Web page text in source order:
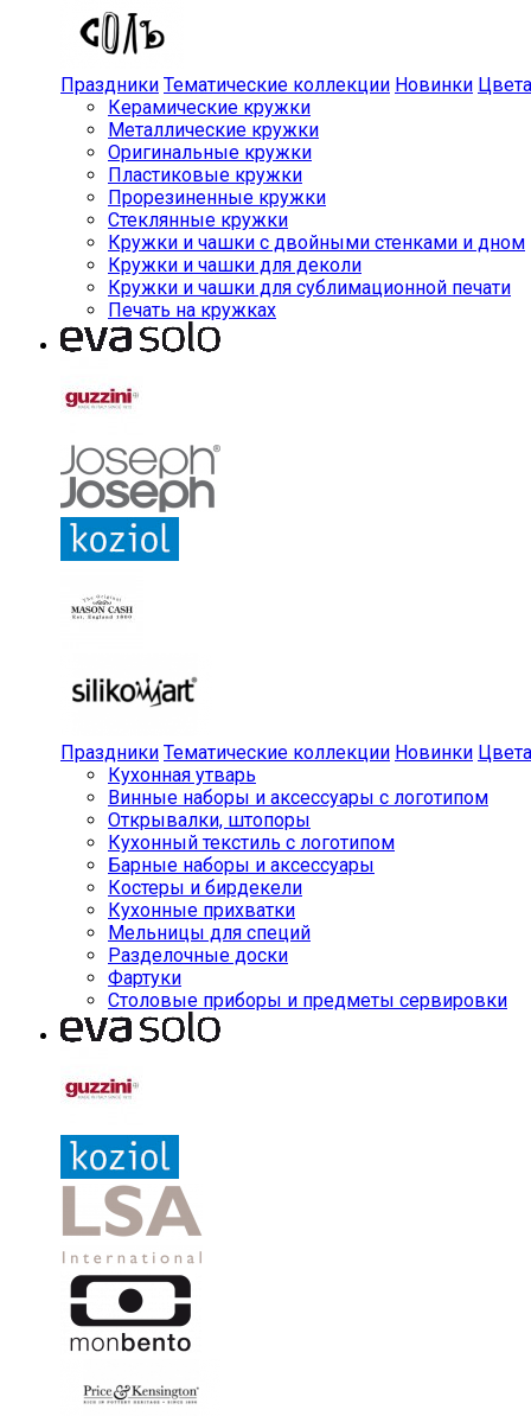
Праздники Тематические коллекции Новинки Цвета
Керамические кружки
Металлические кружки
Оригинальные кружки
Пластиковые кружки
Прорезиненные кружки
Стеклянные кружки
Кружки и чашки с двойными стенками и дном
Кружки и чашки для деколи
Кружки и чашки для сублимационной печати
Печать на кружках
Праздники Тематические коллекции Новинки Цвета
Кухонная утварь
Винные наборы и аксессуары с логотипом
Открывалки, штопоры
Кухонный текстиль с логотипом
Барные наборы и аксессуары
Костеры и бирдекели
Кухонные прихватки
Мельницы для специй
Разделочные доски
Фартуки
Столовые приборы и предметы сервировки